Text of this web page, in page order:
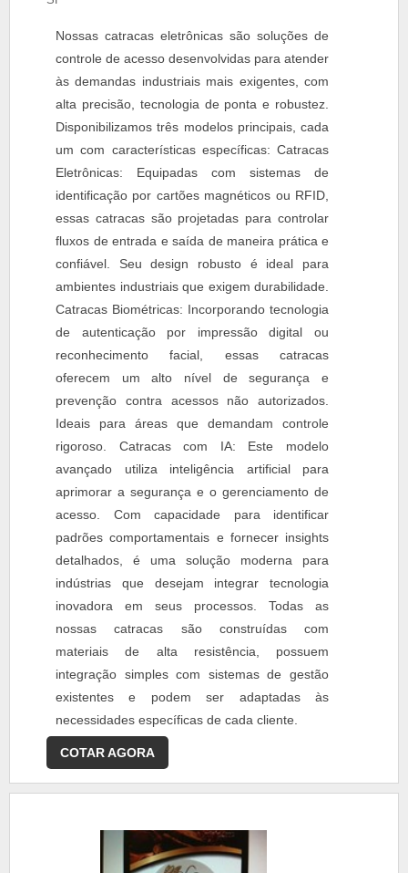
Nossas catracas eletrônicas são soluções de
controle de acesso desenvolvidas para atender
às demandas industriais mais exigentes, com
alta precisão, tecnologia de ponta e robustez.
Disponibilizamos três modelos principais, cada
um com características específicas: Catracas
Eletrônicas: Equipadas com sistemas de
identificação por cartões magnéticos ou RFID,
essas catracas são projetadas para controlar
fluxos de entrada e saída de maneira prática e
confiável. Seu design robusto é ideal para
ambientes industriais que exigem durabilidade.
Catracas Biométricas: Incorporando tecnologia
de autenticação por impressão digital ou
reconhecimento facial, essas catracas
oferecem um alto nível de segurança e
prevenção contra acessos não autorizados.
Ideais para áreas que demandam controle
rigoroso. Catracas com IA: Este modelo
avançado utiliza inteligência artificial para
aprimorar a segurança e o gerenciamento de
acesso. Com capacidade para identificar
padrões comportamentais e fornecer insights
detalhados, é uma solução moderna para
indústrias que desejam integrar tecnologia
inovadora em seus processos. Todas as
nossas catracas são construídas com
materiais de alta resistência, possuem
integração simples com sistemas de gestão
existentes e podem ser adaptadas às
necessidades específicas de cada cliente.
COTAR AGORA